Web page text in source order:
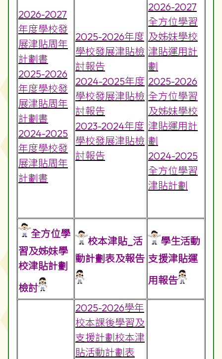
2026-2027
年度學校發
展津貼周年
計劃書
2025-2026
年度學校發
展津貼周年
計劃書
2024-2025
年度學校發
展津貼周年
計劃書
2025-2026年度
學校發展津貼檢
討報告
2024-2025年度
學校發展津貼檢
討報告
2023-2024年度
學校發展津貼檢
討報告
2026-2027
全方位學習
及姊妹學校
津貼運用計
劃
2025-2026
全方位學習
及姊妹學校
津貼運用計
劃
2024-2025
全方位學習
津貼計劃
全方位學
習及姊妹學
校津貼計劃
檢討
校本津貼_活
動計劃表及報告
學生活動
支援津貼運
用報告
2025-2026學年
校本課後學習及
支援計劃校本津
貼活動計劃表